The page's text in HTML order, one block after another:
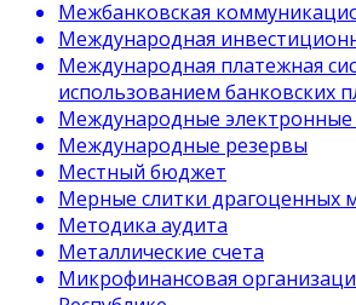
Межбанковская
Международная
Международная платежная
использованием банковских
Международные электронные
Международные резервы
Местный бюджет
Мерные слитки драгоценных
Методика аудита
Металлические счета
Микрофинансовая